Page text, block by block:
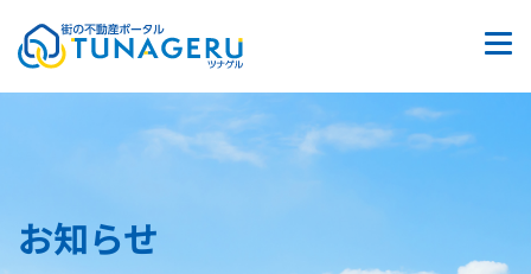
質問掲示板
お問い合わせ
お知らせ